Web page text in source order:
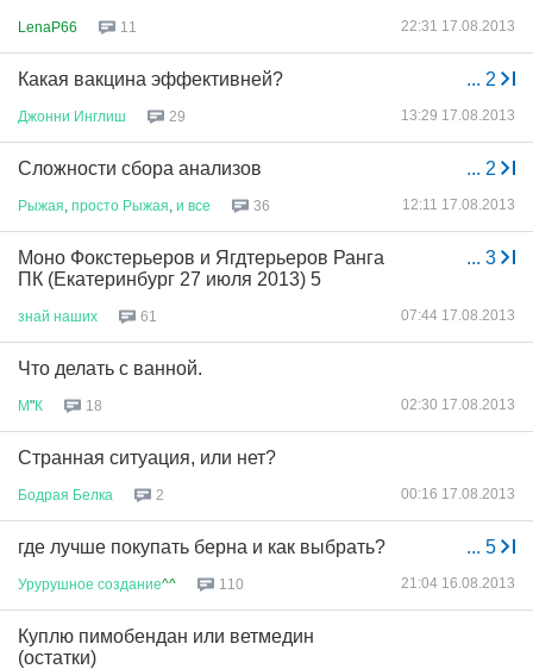
LenaP66 11 22:31 17.08.2013
... 2
Какая вакцина эффективней?
Джонни Инглиш 29 13:29 17.08.2013
... 2
Сложности сбора анализов
Рыжая просто Рыжая и все 36 12:11 17.08.2013
... 3
Моно Фокстерьеров и Ягдтерьеров Ранга
ПК (Екатеринбург 27 июля 2013) 5
знай наших 61 07:44 17.08.2013
Что делать с ванной.
М"К 18 02:30 17.08.2013
Странная ситуация, или нет?
Бодрая Белка 2 00:16 17.08.2013
... 5
где лучше покупать берна и как выбрать?
Урурушное создание^^ 110 21:04 16.08.2013
Куплю пимобендан или ветмедин
(остатки)